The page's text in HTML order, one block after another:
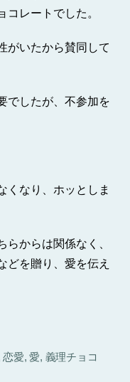
コレートでした。
がいたから賛同して
でしたが、不参加を
くなり、ホッとしま
からは関係なく、
どを贈り、愛を伝え
恋愛,愛, 義理チョコ